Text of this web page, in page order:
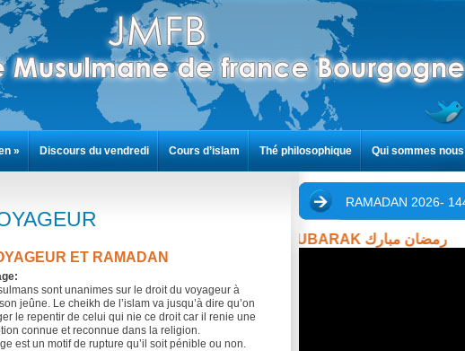
ET RAMADAN
sont unanimes sur le droit du voyageur à
jeûne. Le cheikh de l’islam va jusqu’à dire qu’on
le repentir de celui qui nie ce droit car il renie une
connue et reconnue dans la religion.
est un motif de rupture qu’il soit pénible ou non.
RAMADAN MOUBARAK رمضان مبارك
» Discours du vendredi Cours d’islam Thé philosophique Qui sommes nous